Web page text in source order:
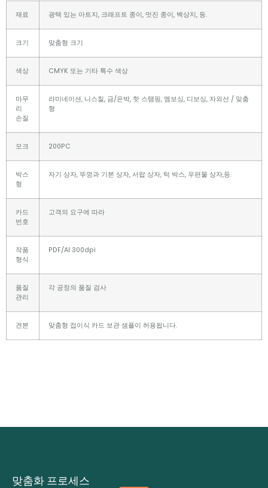
재료 광택 있는 아트지, 크래프트 종이, 멋진 종이, 백상지, 등.
크기 맞춤형 크기
색상 CMYK 또는 기타 특수 색상
마무
리
손질
라미네이션, 니스칠, 금/은박, 핫 스탬핑, 엠보싱, 디보싱, 자외선 / 맞춤
형
모크 200PC
박스
형
자기 상자, 뚜껑과 기본 상자, 서랍 상자, 턱 박스, 우편물 상자,등.
카드
번호
고객의 요구에 따라
작품
형식
PDF/AI 300dpi
품질
관리
각 공정의 품질 검사
견본 맞춤형 접이식 카드 보관 샘플이 허용됩니다.
맞춤화 프로세스